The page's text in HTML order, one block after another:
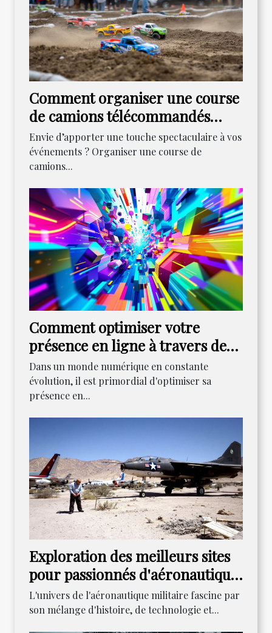
Comment organiser une course
de camions télécommandés
pour dynamiser vos
rassemblements ?
Envie d’apporter une touche spectaculaire à vos
événements ? Organiser une course de
camions...
Comment optimiser votre
présence en ligne à travers des
stratégies innovantes
Dans un monde numérique en constante
évolution, il est primordial d'optimiser sa
présence en...
Exploration des meilleurs sites
pour passionnés d'aéronautique
militaire
L'univers de l'aéronautique militaire fascine par
son mélange d'histoire, de technologie et...